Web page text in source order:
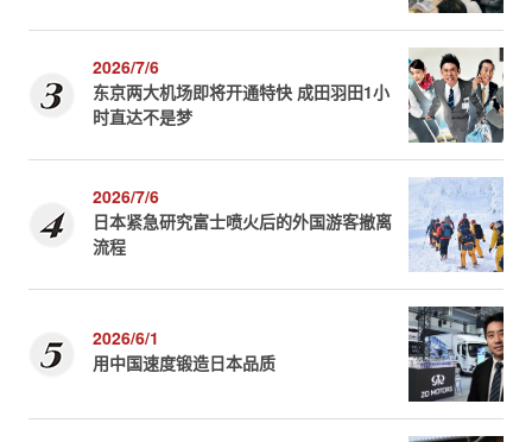
2026/7/6
东京两大机场即将开通特快 成田羽田1小
时直达不是梦
2026/7/6
日本紧急研究富士喷火后的外国游客撤离
流程
2026/6/1
用中国速度锻造日本品质